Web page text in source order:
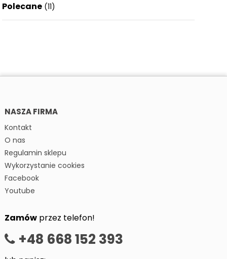
Polecane (11)
NASZA FIRMA
Kontakt
O nas
Regulamin sklepu
Wykorzystanie cookies
Facebook
Youtube
Zamów przez telefon!
+48 668 152 393